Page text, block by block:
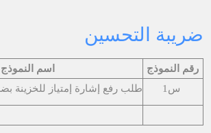
ضريبة التحسين
رقم النموذج
اسم النموذج
س1
طلب رفع إشارة إمتياز للخزينة